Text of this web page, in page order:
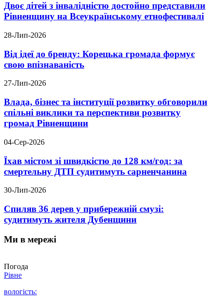
Двоє дітей з інвалідністю достойно представили
Рівненщину на Всеукраїнському етнофестивалі
28-Лип-2026
Від ідеї до бренду: Корецька громада формує
свою впізнаваність
27-Лип-2026
Влада, бізнес та інституції розвитку обговорили
спільні виклики та перспективи розвитку
громад Рівненщини
04-Сер-2026
Їхав містом зі швидкістю до 128 км/год: за
смертельну ДТП судитимуть сарненчанина
30-Лип-2026
Спиляв 36 дерев у прибережній смузі:
судитимуть жителя Дубенщини
Ми в мережі
Погода
Рівне
вологість: